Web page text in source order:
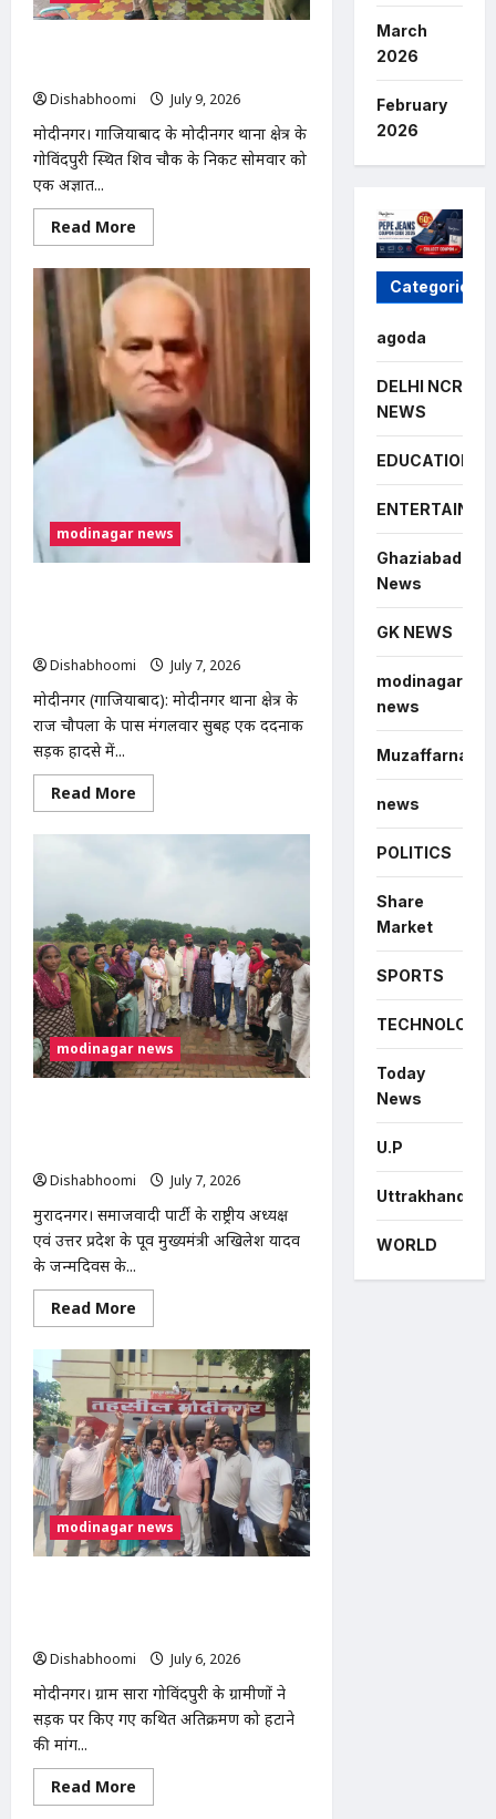
सहायता
Dishabhoomi
July 9, 2026
मोदीनगर। गाजियाबाद के मोदीनगर थाना क्षेत्र के
गोविंदपुरी स्थित शिव चौक के निकट सोमवार को
एक अज्ञात...
Read More
more
मोदीनगर
गोविंदपुरी
नाले
से
मिला
अज्ञात
व्यक्ति
का
शव,
जांच
में
जुटी
modinagar news
Dishabhoomi
July 7, 2026
मोदीनगर (गाजियाबाद): मोदीनगर थाना क्षेत्र के
राज चौपला के पास मंगलवार सुबह एक दर्दनाक
सड़क हादसे में...
Read More
more
मोदीनगर
की
टक्कर
से
व्यक्ति
की
मौत,
चालक
फरार;
पुलिस
CCTV
फुटेज
modinagar news
Dishabhoomi
July 7, 2026
मुरादनगर। समाजवादी पार्टी के राष्ट्रीय अध्यक्ष
एवं उत्तर प्रदेश के पूर्व मुख्यमंत्री अखिलेश यादव
के जन्मदिवस के...
Read More
more
अखिलेश
यादव
के
जन्मदिवस
पर
मुरादनगर
में
सपा
महिला
सभा
का
सघन
वृक्षारोपण
अभियान,
modinagar news
Dishabhoomi
July 6, 2026
मोदीनगर। ग्राम सारा गोविंदपुरी के ग्रामीणों ने
सड़क पर किए गए कथित अतिक्रमण को हटाने
की मांग...
Read More
more
March
2026
February
2026
Categories
agoda
DELHI NCR
NEWS
EDUCATION
Ghaziabad
News
GK NEWS
modinagar
news
Muzaffarnagar
news
POLITICS
Share
Market
SPORTS
TECHNOLOGY
Today
News
U.P
Uttrakhand
WORLD